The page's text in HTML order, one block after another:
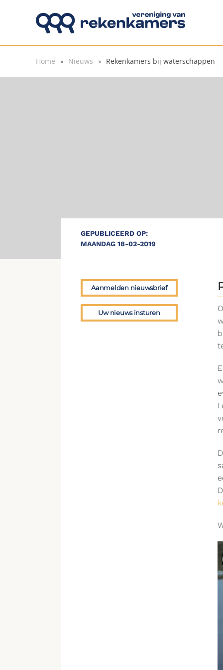
Overslaan en naar de inhoud gaan
Home Nieuws Rekenkamers bij waterschappen
GEPUBLICEERD OP:
MAANDAG 18-02-2019
Aanmelden nieuwsbrief
Uw nieuws insturen